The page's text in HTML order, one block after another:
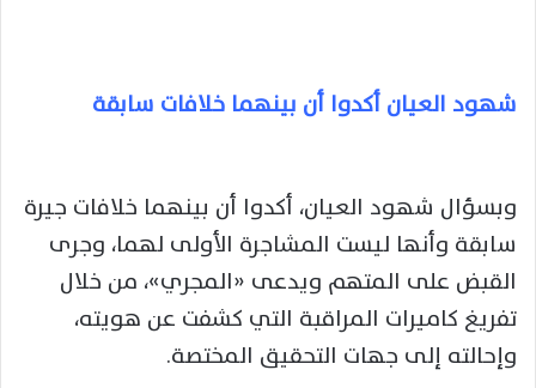
شهود العيان أكدوا أن بينهما خلافات سابقة
وبسؤال شهود العيان، أكدوا أن بينهما خلافات جيرة
سابقة وأنها ليست المشاجرة الأولى لهما، وجرى
القبض على المتهم ويدعى «المجري»، من خلال
تفريغ كاميرات المراقبة التي كشفت عن هويته،
وإحالته إلى جهات التحقيق المختصة.